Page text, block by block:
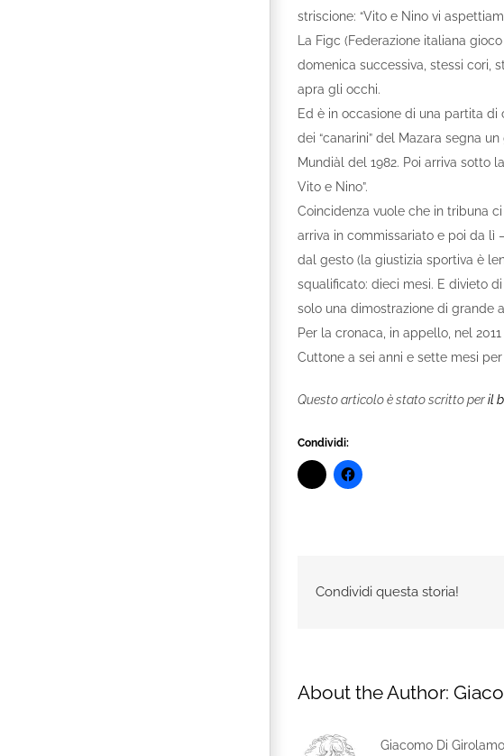
striscione: “Vito e Nino vi
La Figc (Federazione italiana
domenica successiva, stessi cori,
apra gli occhi.
Ed è in occasione di una partita
dei “canarini” del Mazara segna
Mundiàl del 1982. Poi arriva sotto
Vito e Nino”.
Coincidenza vuole che in tribuna
arriva in commissariato e poi da lì
dal gesto (la giustizia sportiva è
squalificato: dieci mesi. E divieto
solo una dimostrazione di grande
Per la cronaca, in appello, nel
Cuttone a sei anni e sette mesi per
Questo articolo è stato scritto peril
Condividi:
Condividi questa storia!
About the Author:
Giacomo Di